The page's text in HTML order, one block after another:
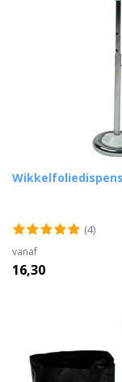
(4)
vanaf
16,30